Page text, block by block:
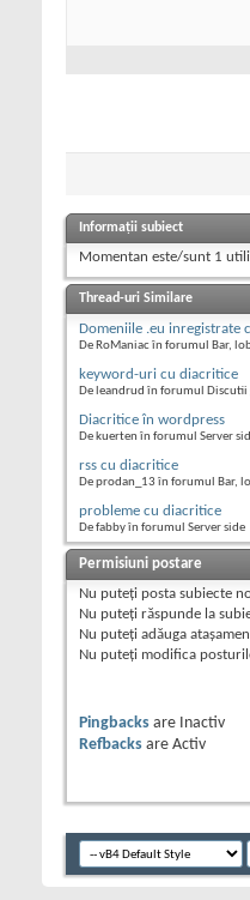
Informații subiect
Momentan este/sunt 1
Thread-uri Similare
Domeniile .eu inregistrate
De RoManiac în forumul Bar,
keyword-uri cu diacritice
De leandrud în forumul
Diacritice în wordpress
De kuerten în forumul Server
rss cu diacritice
De prodan_13 în forumul Bar,
probleme cu diacritice
De fabby în forumul Server side
Permisiuni postare
Nu puteţi posta subiecte
Nu puteţi răspunde la
Nu puteţi adăuga
Nu puteţi modifica
Pingbacks are
Inactiv
Refbacks are Activ